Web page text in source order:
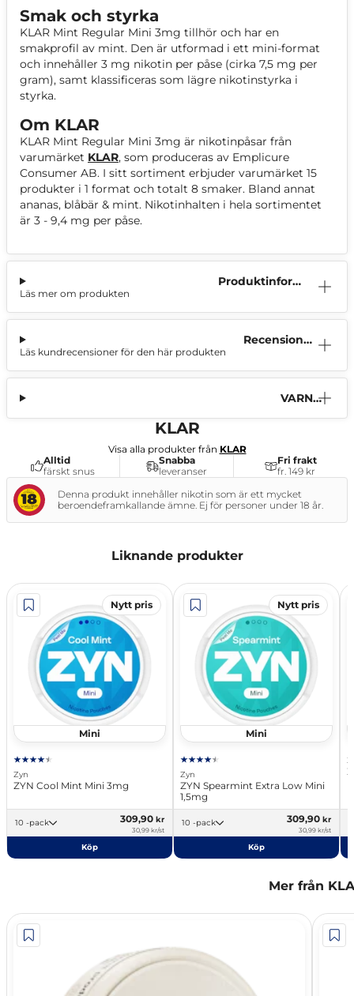
Smak och styrka
KLAR Mint Regular Mini 3mg tillhör och har en
smakprofil av mint. Den är utformad i ett mini-format
och innehåller 3 mg nikotin per påse (cirka 7,5 mg per
gram), samt klassificeras som lägre nikotinstyrka i
styrka.
Om KLAR
KLAR Mint Regular Mini 3mg är nikotinpåsar från
varumärket KLAR, som produceras av Emplicure
Consumer AB. I sitt sortiment erbjuder varumärket 15
produkter i 1 format och totalt 8 smaker. Bland annat
ananas, blåbär & mint. Nikotinhalten i hela sortimentet
är 3 - 9,4 mg per påse.
Produktinform
Läs mer om produkten
Recensioner
Läs kundrecensioner för den här produkten
VARNI
KLAR
Visa alla produkter från KLAR
Alltid
färskt snus
Snabba
leveranser
Fri frakt
fr. 149 kr
Denna produkt innehåller nikotin som är ett mycket
beroendeframkallande ämne. Ej för personer under 18 år.
Liknande produkter
Nytt pris
Mini
Zyn
ZYN Cool Mint Mini 3mg
10 -pack 309,90 kr
30,99 kr/st
Köp
Nytt pris
Mini
Zyn
ZYN Spearmint Extra Low Mini
1,5mg
10 -pack 309,90 kr
30,99 kr/st
Köp
Mer från